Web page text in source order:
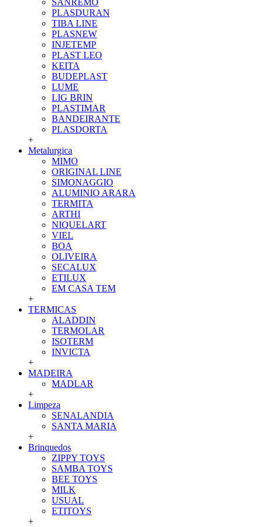
SANREMO
PLASDURAN
TIBA LINE
PLASNEW
INJETEMP
PLAST LEO
KEITA
BUDEPLAST
LUME
LIG BRIN
PLASTIMAR
BANDEIRANTE
PLASDORTA
+
Metalurgica
MIMO
ORIGINAL LINE
SIMONAGGIO
ALUMINIO ARARA
TERMITA
ARTHI
NIQUELART
VIEL
BOA
OLIVEIRA
SECALUX
ETILUX
EM CASA TEM
+
TERMICAS
ALADDIN
TERMOLAR
ISOTERM
INVICTA
+
MADEIRA
MADLAR
+
Limpeza
SENALANDIA
SANTA MARIA
+
Brinquedos
ZIPPY TOYS
SAMBA TOYS
BEE TOYS
MILK
USUAL
ETITOYS
+